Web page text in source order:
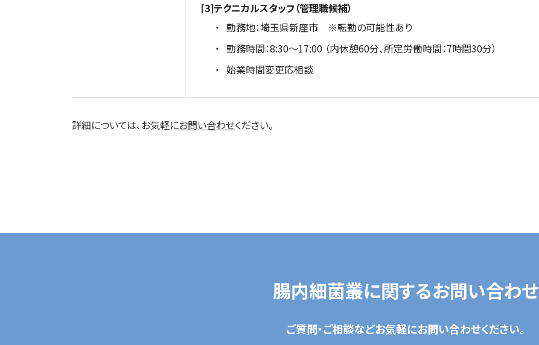
[3]テクニカルスタッフ（管理職候補）
勤務地：埼玉県新座市 ※転勤の可能性あり
勤務時間：8:30～17:00 （内休憩60分、所定労働時間：7時間30分）
始業時間変更応相談
詳細については、お気軽にお問い合わせください。
腸内細菌叢に関するお問い合わせ
ご質問・ご相談などお気軽にお問い合わせください。